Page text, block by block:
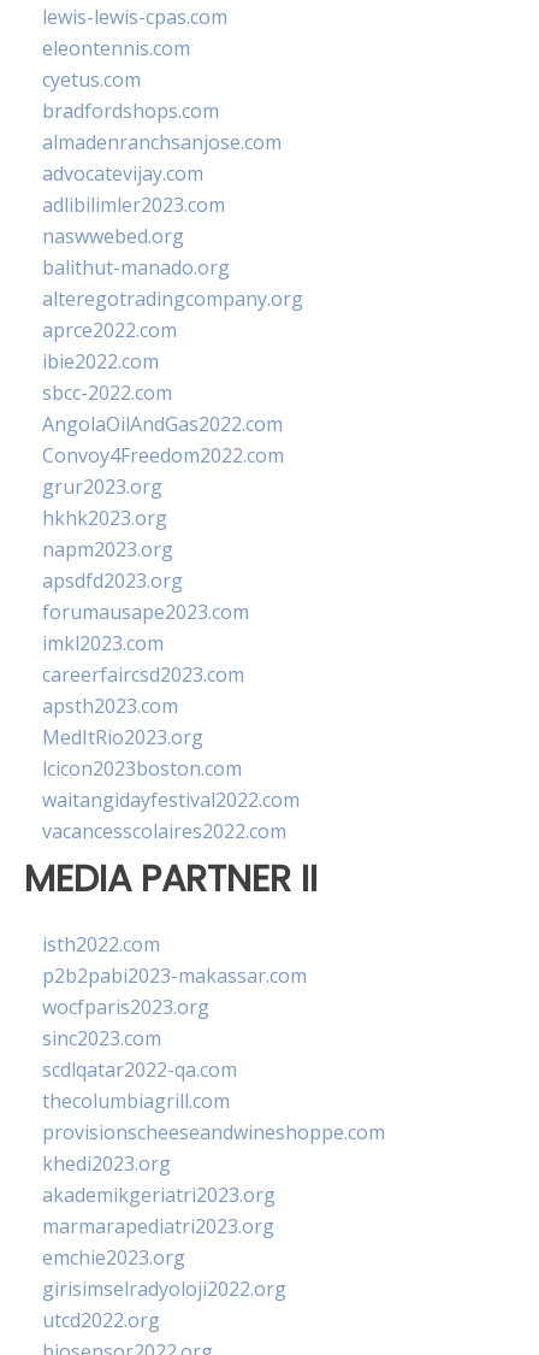
lewis-lewis-cpas.com
eleontennis.com
cyetus.com
bradfordshops.com
almadenranchsanjose.com
advocatevijay.com
adlibilimler2023.com
naswwebed.org
balithut-manado.org
alteregotradingcompany.org
aprce2022.com
ibie2022.com
sbcc-2022.com
AngolaOilAndGas2022.com
Convoy4Freedom2022.com
grur2023.org
hkhk2023.org
napm2023.org
apsdfd2023.org
forumausape2023.com
imkl2023.com
careerfaircsd2023.com
apsth2023.com
MedItRio2023.org
lcicon2023boston.com
waitangidayfestival2022.com
vacancesscolaires2022.com
MEDIA PARTNER II
isth2022.com
p2b2pabi2023-makassar.com
wocfparis2023.org
sinc2023.com
scdlqatar2022-qa.com
thecolumbiagrill.com
provisionscheeseandwineshoppe.com
khedi2023.org
akademikgeriatri2023.org
marmarapediatri2023.org
emchie2023.org
girisimselradyoloji2022.org
utcd2022.org